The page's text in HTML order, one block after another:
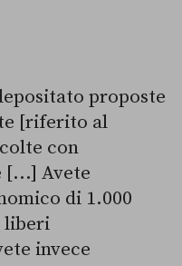
proposte
[riferito al
con
[...] Avete
di 1.000
liberi
invece